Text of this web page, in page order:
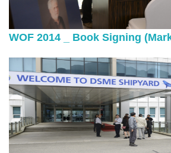
WOF 2014 _ Book Signing